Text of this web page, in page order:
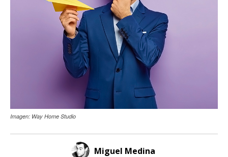
Imagen: Way Home Studio
Miguel Medina